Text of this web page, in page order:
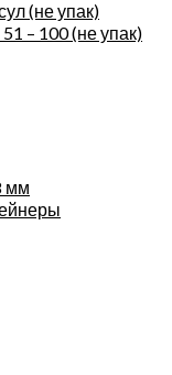
(не упак)
– 100 (не упак)
мм